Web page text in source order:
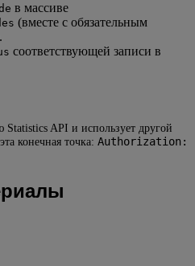
в массиве
(вместе с обязательным
соответствующей записи в
Statistics API и использует другой
конечная точка: Authorization: